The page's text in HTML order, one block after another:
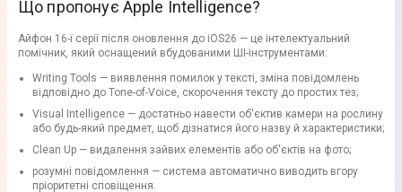
Що пропонує Apple Intelligence?
Айфон 16-ї серії після оновлення до iOS26 — це інтелектуальний
помічник, який оснащений вбудованими ШІ-інструментами:
Writing Tools — виявлення помилок у тексті, зміна повідомлень
відповідно до Tone-of-Voice, скорочення тексту до простих тез;
Visual Intelligence — достатньо навести об'єктив камери на рослину
або будь-який предмет, щоб дізнатися його назву й характеристики;
Clean Up — видалення зайвих елементів або об'єктів на фото;
розумні повідомлення — система автоматично виводить вгору
пріоритетні сповіщення.